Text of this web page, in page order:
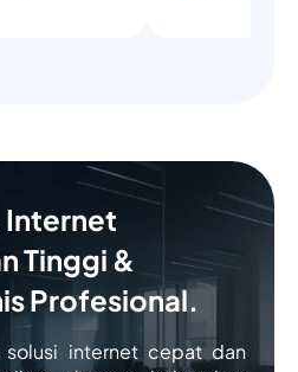
Internet
Tinggi &
Profesional.
solusi internet cepat dan